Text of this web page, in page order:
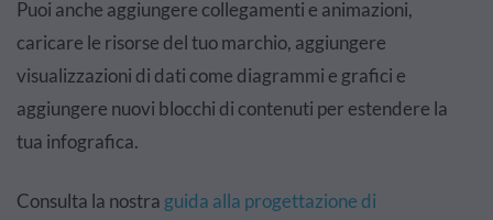
Puoi anche aggiungere collegamenti e animazioni,
caricare le risorse del tuo marchio, aggiungere
visualizzazioni di dati come diagrammi e grafici e
aggiungere nuovi blocchi di contenuti per estendere la
tua infografica.
Consulta la nostra guida alla progettazione di